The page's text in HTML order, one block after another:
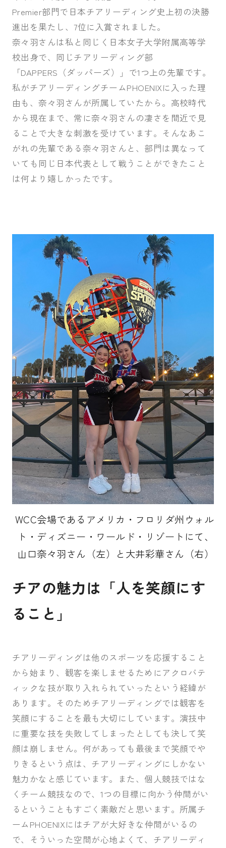
Premier部門で日本チアリーディング史上初の決勝
進出を果たし、7位に入賞されました。
奈々羽さんは私と同じく日本女子大学附属高等学
校出身で、同じチアリーディング部
「DAPPERS（ダッパーズ）」で1つ上の先輩です。
私がチアリーディングチームPHOENIXに入った理
由も、奈々羽さんが所属していたから。高校時代
から現在まで、常に奈々羽さんの凄さを間近で見
ることで大きな刺激を受けています。そんなあこ
がれの先輩である奈々羽さんと、部門は異なって
いても同じ日本代表として戦うことができたこと
は何より嬉しかったです。
WCC会場であるアメリカ・フロリダ州ウォル
ト・ディズニー・ワールド・リゾートにて、
山口奈々羽さん（左）と大井彩華さん（右）
チアの魅力は「人を笑顔にす
ること」
チアリーディングは他のスポーツを応援すること
から始まり、観客を楽しませるためにアクロバテ
ィックな技が取り入れられていったという経緯が
あります。そのためチアリーディングでは観客を
笑顔にすることを最も大切にしています。演技中
に重要な技を失敗してしまったとしても決して笑
顔は崩しません。何があっても最後まで笑顔でや
りきるという点は、チアリーディングにしかない
魅力かなと感じています。また、個人競技ではな
くチーム競技なので、1つの目標に向かう仲間がい
るということもすごく素敵だと思います。所属チ
ームPHOENIXにはチアが大好きな仲間がいるの
で、そういった空間が心地よくて、チアリーディ